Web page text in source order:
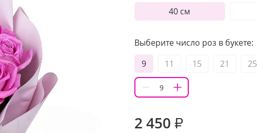
40 см
Выберите число роз в букете:
9
11 15 21 25
2 450 ₽